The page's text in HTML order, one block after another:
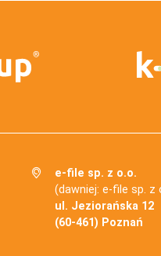
e-file sp. z o.o.
(dawniej: e-file sp. z
ul. Jeziorańska 12
(60-461) Poznań